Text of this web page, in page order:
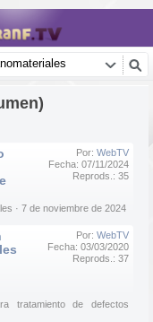
Por: WebTV
Fecha: 07/11/2024
Reprods.: 35
· 7 de noviembre de 2024
Por: WebTV
Fecha: 03/03/2020
Reprods.: 37
tratamiento de defectos